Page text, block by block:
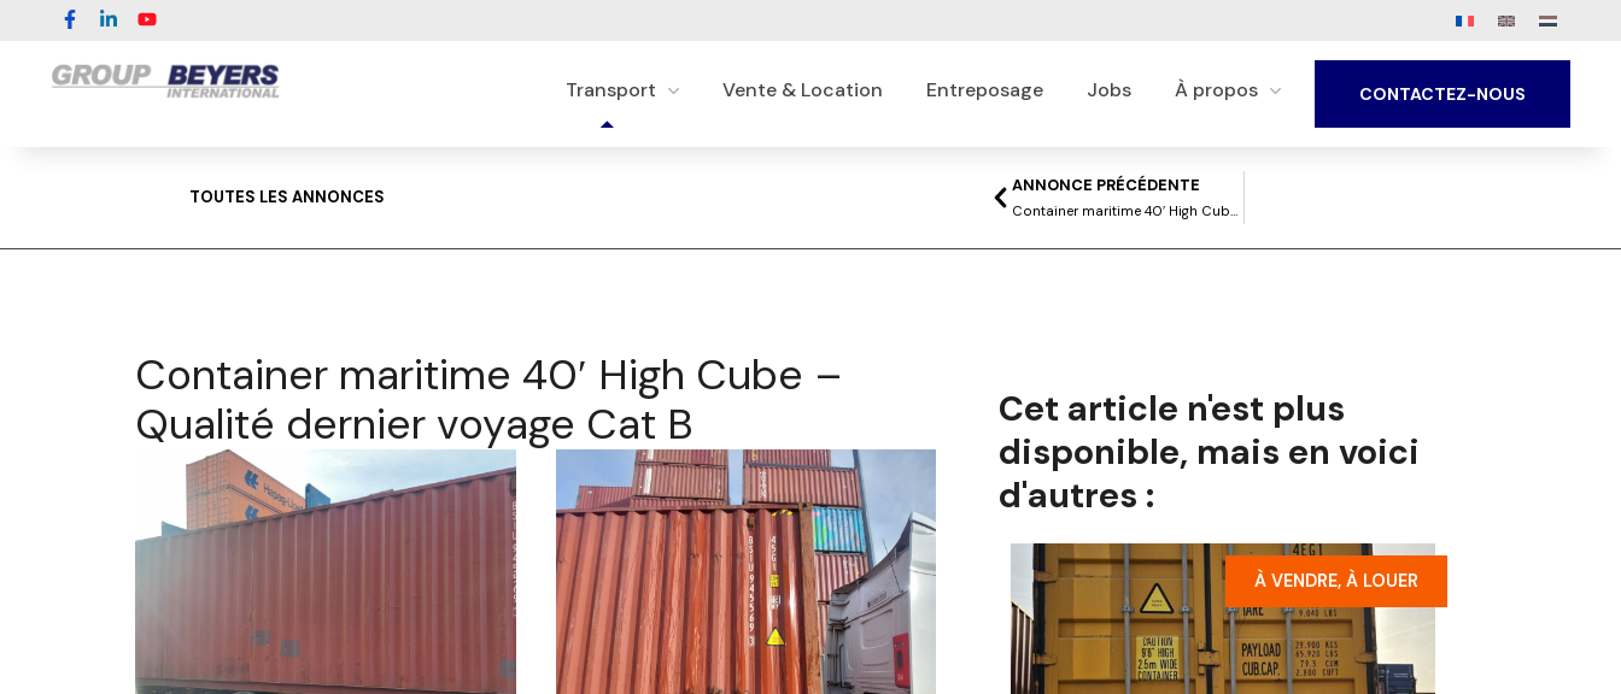
Transport Vente & Location Entreposage Jobs À propos CONTACTEZ-NOUS
TOUTES LES ANNONCES
ANNONCE PRÉCÉDENTE
Container maritime 40′ High Cube – Qualité dernier voyage Cat B
Container maritime 40′ High Cube –
Qualité dernier voyage Cat B
Cet article n'est plus
disponible, mais en voici
d'autres :
À VENDRE, À LOUER